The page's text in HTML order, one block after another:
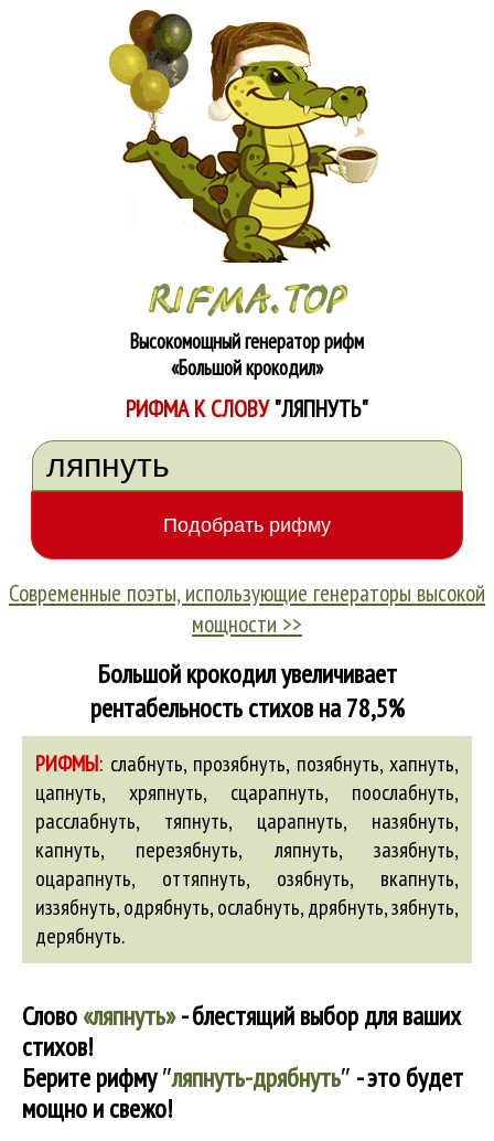
Высокомощный генератор рифм
«Большой крокодил»
РИФМА К СЛОВУ"ЛЯПНУТЬ"
Современные поэты, использующие генераторы высокой
мощности >>
Большой крокодил увеличивает
рентабельность стихов на 78,5%
РИФМЫ: слабнуть, прозябнуть, позябнуть, хапнуть,
цапнуть, хряпнуть, сцарапнуть, поослабнуть,
расслабнуть, тяпнуть, царапнуть, назябнуть,
капнуть, перезябнуть, ляпнуть,зазябнуть,
оцарапнуть, оттяпнуть, озябнуть, вкапнуть,
иззябнуть,одрябнуть,ослабнуть,дрябнуть,зябнуть,
дерябнуть.
Слово«ляпнуть»- блестящий выбор для ваших
стихов!
Берите рифму″ляпнуть-дрябнуть″ - это будет
мощно и свежо!